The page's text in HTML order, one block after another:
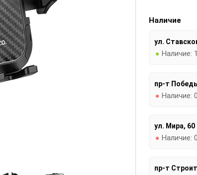
Наличие
ул.
Наличие:
пр-т
Наличие:
ул. Мира,
Наличие:
пр-т